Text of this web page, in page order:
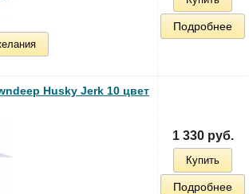
Подробнее
Husky Jerk 10 цвет
1 330 руб.
Купить
Подробнее